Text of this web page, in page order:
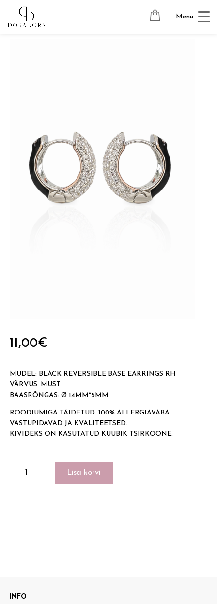
Menu
Avaleht Baasrõngad→ BLACK
REVERSIBLE BASE EARRINGS RH
11,00€
MUDEL: BLACK REVERSIBLE BASE EARRINGS RH
VÄRVUS: MUST
BAASRÕNGAS: Ø 14MM*5MM
ROODIUMIGA TÄIDETUD. 100% ALLERGIAVABA,
VASTUPIDAVAD JA KVALITEETSED.
KIVIDEKS ON KASUTATUD KUUBIK TSIRKOONE.
REVERSIBLE
Lisa korvi
INFO